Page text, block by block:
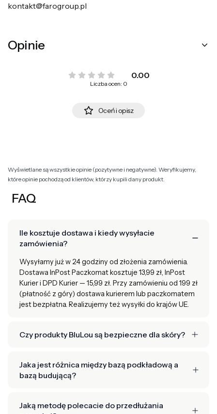
kontakt@farogroup.pl
Opinie
0.00
Liczba ocen: 0
Oceń i opisz
Wyświetlane są wszystkie opinie (pozytywne i negatywne). Weryfikujemy,
które opinie pochodzą od klientów, którzy kupili dany produkt.
FAQ
Ile kosztuje dostawa i kiedy wysyłacie
zamówienia?
Wysyłamy już w 24 godziny od złożenia zamówienia.
Dostawa InPost Paczkomat kosztuje 13,99 zł, InPost
Kurier i DPD Kurier — 15,99 zł. Przy zamówieniu od 199 zł
(płatność z góry) dostawa kurierem lub paczkomatem
jest bezpłatna. Realizujemy też wysyłki do krajów UE.
Czy produkty BluLou są bezpieczne dla skóry?
Jaka jest różnica między bazą podkładową a
bazą budującą?
Jaką metodę polecacie do przedłużania